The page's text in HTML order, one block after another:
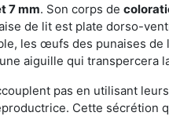
7 mm. Son corps de
de lit est plate dorso-
les œufs des punaises
aiguille qui transpercera
pas en utilisant
Cette